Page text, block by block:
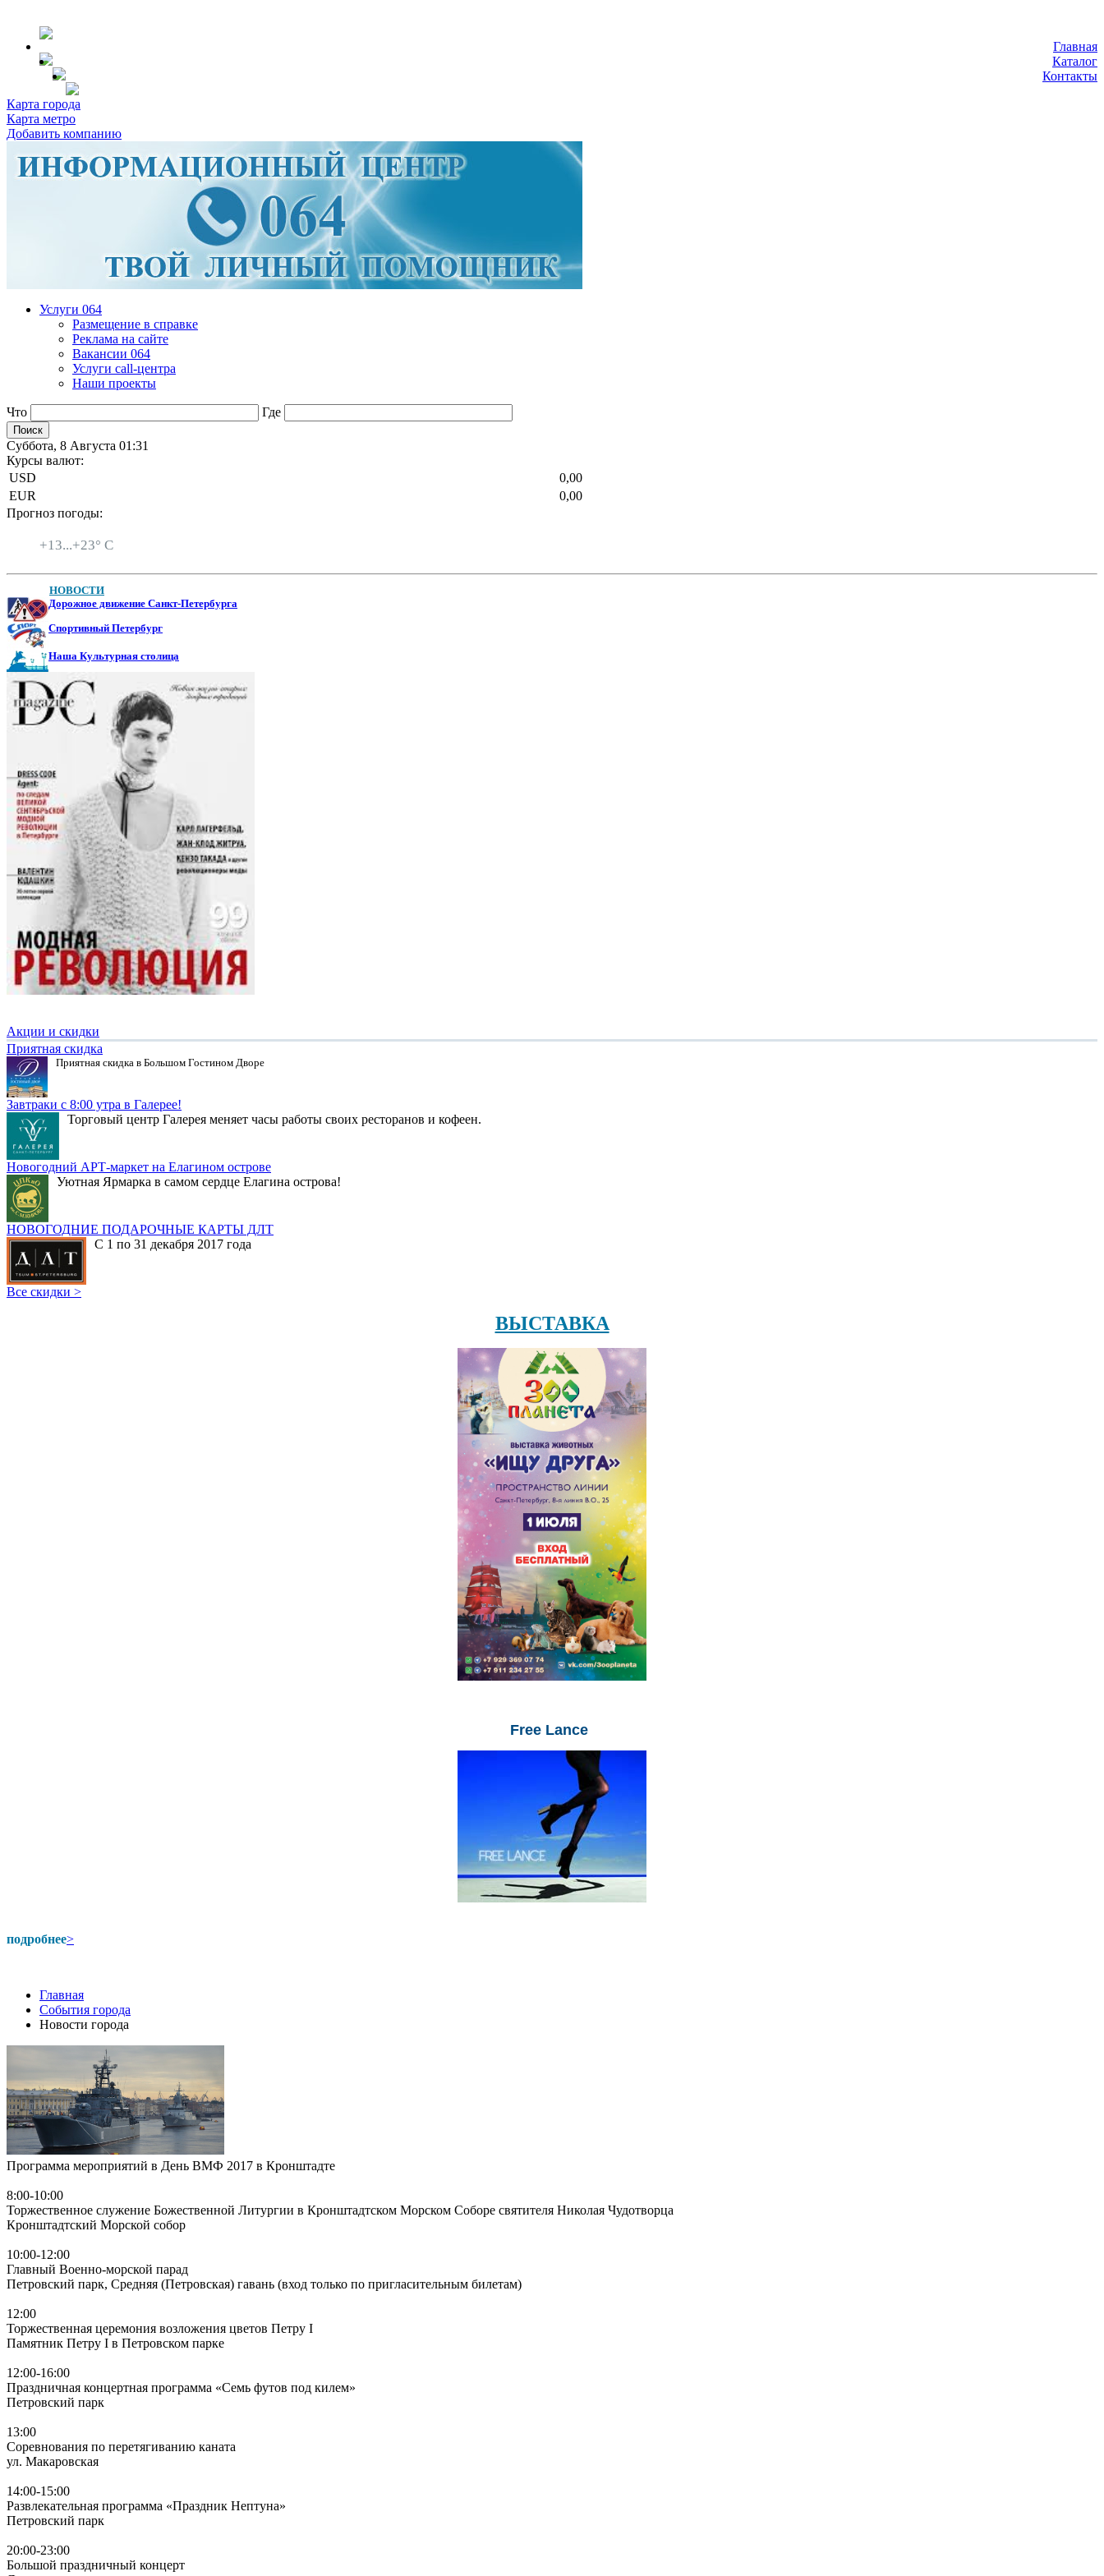
Главная
Каталог
Контакты
Карта города
Карта метро
Добавить компанию
Услуги 064
Размещение в справке
Реклама на сайте
Вакансии 064
Услуги call-центра
Наши проекты
Что Где
Суббота, 8 Августа 01:31
Курсы валют:
USD
0,00
EUR
0,00
Прогноз погоды:
+13...+23° C
НОВОСТИ
Дорожное движение Санкт-Петербурга
Спортивный Петербург
Наша Культурная столица
Акции и скидки
Приятная скидка
Приятная скидка в Большом Гостином Дворе
Завтраки с 8:00 утра в Галерее!
Торговый центр Галерея меняет часы работы своих ресторанов и кофеен.
Новогодний АРТ-маркет на Елагином острове
Уютная Ярмарка в самом сердце Елагина острова!
НОВОГОДНИЕ ПОДАРОЧНЫЕ КАРТЫ ДЛТ
С 1 по 31 декабря 2017 года
Все скидки >
ВЫСТАВКА
Free Lance
подробнее>
Главная
События города
Новости города
Программа мероприятий в День ВМФ 2017 в Кронштадте
8:00-10:00
Торжественное служение Божественной Литургии в Кронштадтском Морском Соборе святителя Николая Чудотворца
Кронштадтский Морской собор
10:00-12:00
Главный Военно-морской парад
Петровский парк, Средняя (Петровская) гавань (вход только по пригласительным билетам)
12:00
Торжественная церемония возложения цветов Петру I
Памятник Петру I в Петровском парке
12:00-16:00
Праздничная концертная программа «Семь футов под килем»
Петровский парк
13:00
Соревнования по перетягиванию каната
ул. Макаровская
14:00-15:00
Развлекательная программа «Праздник Нептуна»
Петровский парк
20:00-23:00
Большой праздничный концерт